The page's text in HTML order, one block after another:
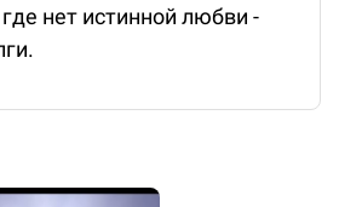
нет истинной любви -